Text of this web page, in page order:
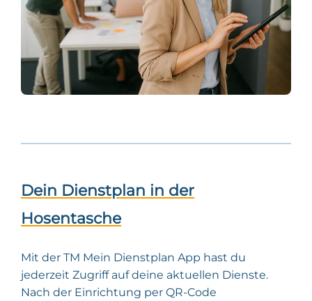
Dein Dienstplan in der
Hosentasche
Mit der TM Mein Dienstplan App hast du
jederzeit Zugriff auf deine aktuellen Dienste.
Nach der Einrichtung per QR-Code